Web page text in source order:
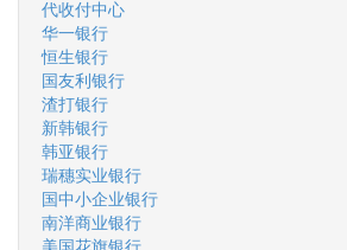
代收付中心
华一银行
恒生银行
国友利银行
渣打银行
新韩银行
韩亚银行
瑞穗实业银行
国中小企业银行
南洋商业银行
美国花旗银行